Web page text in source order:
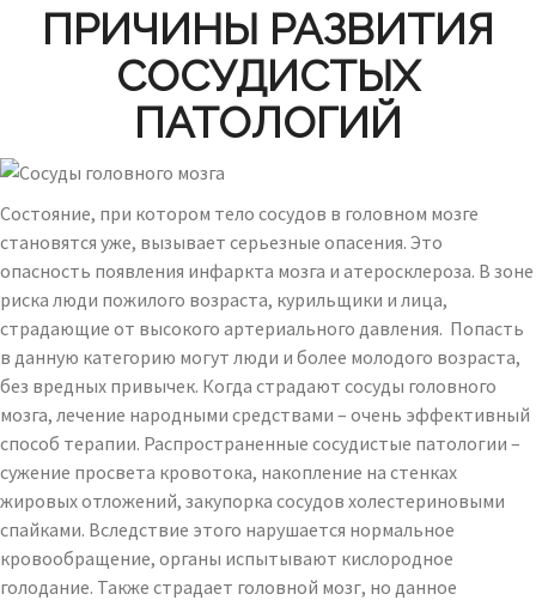
ПРИЧИНЫ РАЗВИТИЯ
СОСУДИСТЫХ
ПАТОЛОГИЙ
Состояние, при котором тело сосудов в головном мозге
становятся уже, вызывает серьезные опасения. Это
опасность появления инфаркта мозга и атеросклероза. В зоне
риска люди пожилого возраста, курильщики и лица,
страдающие от высокого артериального давления. Попасть
в данную категорию могут люди и более молодого возраста,
без вредных привычек. Когда страдают сосуды головного
мозга, лечение народными средствами – очень эффективный
способ терапии. Распространенные сосудистые патологии –
сужение просвета кровотока, накопление на стенках
жировых отложений, закупорка сосудов холестериновыми
спайками. Вследствие этого нарушается нормальное
кровообращение, органы испытывают кислородное
голодание. Также страдает головной мозг, но данное